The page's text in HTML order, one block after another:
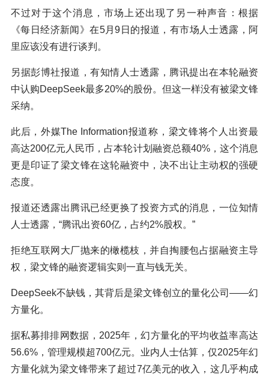
不过对于这个消息，市场上还出现了另一种声音：根据
《每日经济新闻》在5月9日的报道，有市场人士透露，阿
里应该没有进行谈判。
另据彭博社报道，有知情人士透露，腾讯提出在本轮融资
中认购DeepSeek最多20%的股份。但这一样没有被梁文锋
采纳。
此后，外媒The Information报道称，梁文锋将个人出资最
高达200亿元人民币，占本轮计划融资总额40%，这个消息
更是印证了梁文锋在这轮融资中，决不出让主动权的强硬
态度。
报道还透露出腾讯已经更换了投资方式的消息，一位知情
人士透露，“腾讯出资60亿，占约2%股权。”
拒绝互联网大厂抛来的橄榄枝，并自掏腰包占据融资主导
权，梁文锋的融资逻辑实则一直与钱无关。
DeepSeek不缺钱，其背后是梁文锋创立的量化公司——幻
方量化。
据私募排排网数据，2025年，幻方量化的平均收益率高达
56.6%，管理规模超700亿元。业内人士估算，仅2025年幻
方量化就为梁文锋带来了超过7亿美元的收入，这几乎构成